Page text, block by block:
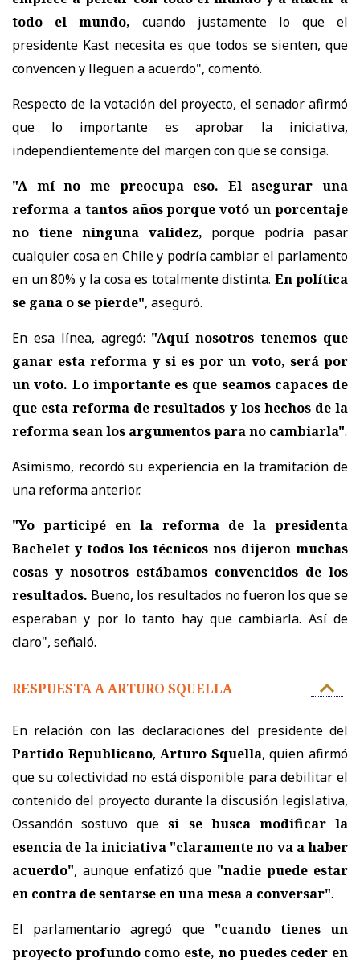
todo el mundo, cuando justamente lo que el
presidente Kast necesita es que todos se sienten, que
convencen y lleguen a acuerdo", comentó.
Respecto de la votación del proyecto, el senador afirmó
que lo importante es aprobar la iniciativa,
independientemente del margen con que se consiga.
"A mí no me preocupa eso. El asegurar una
reforma a tantos años porque votó un porcentaje
no tiene ninguna validez, porque podría pasar
cualquier cosa en Chile y podría cambiar el parlamento
en un 80% y la cosa es totalmente distinta. En política
se gana o se pierde", aseguró.
En esa línea, agregó: "Aquí nosotros tenemos que
ganar esta reforma y si es por un voto, será por
un voto. Lo importante es que seamos capaces de
que esta reforma de resultados y los hechos de la
reforma sean los argumentos para no cambiarla".
Asimismo, recordó su experiencia en la tramitación de
una reforma anterior.
"Yo participé en la reforma de la presidenta
Bachelet y todos los técnicos nos dijeron muchas
cosas y nosotros estábamos convencidos de los
resultados. Bueno, los resultados no fueron los que se
esperaban y por lo tanto hay que cambiarla. Así de
claro", señaló.
RESPUESTA A ARTURO SQUELLA
En relación con las declaraciones del presidente del
Partido Republicano,Arturo Squella, quien afirmó
que su colectividad no está disponible para debilitar el
contenido del proyecto durante la discusión legislativa,
Ossandón sostuvo quesi se busca modificar la
esencia de la iniciativa "claramente no va a haber
acuerdo", aunque enfatizó que "nadie puede estar
en contra de sentarse en una mesa a conversar".
El parlamentario agregó que "cuando tienes un
proyecto profundo como este, no puedes ceder en